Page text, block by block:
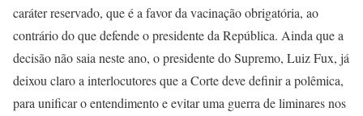
caráter reservado, que é a favor da vacinação obrigatória, ao
contrário do que defende o presidente da República. Ainda que a
decisão não saia neste ano, o presidente do Supremo, Luiz Fux, já
deixou claro a interlocutores que a Corte deve definir a polêmica,
para unificar o entendimento e evitar uma guerra de liminares nos